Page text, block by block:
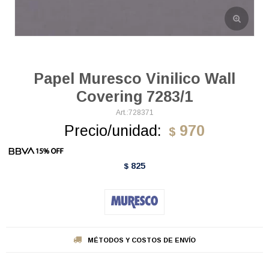
Papel Muresco Vinilico Wall
Covering 7283/1
728371
Precio/unidad: $ 970
$ 825
MÉTODOS Y COSTOS DE ENVÍO